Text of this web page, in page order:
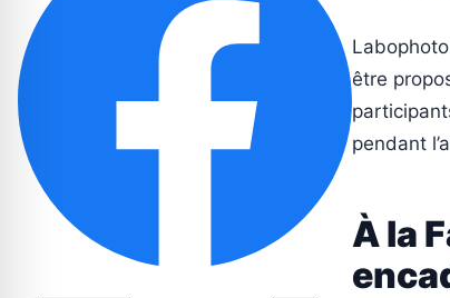
être
pendant
À la